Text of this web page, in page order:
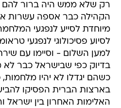
רק שלא ממש היה ברור להם
הקהילה כבר אספה עשרות
מיוחדת לסייע לנפגעי
לסיוע פסיכולוגי לנפגעי
למען השלום - וסיימו עם
בדיוק כפי שבישראל כבר לא
כשהם יגדלו לא יהיו מלחמות,
בארצות הברית הפסיקו
האלימות האחרון בין ישראל